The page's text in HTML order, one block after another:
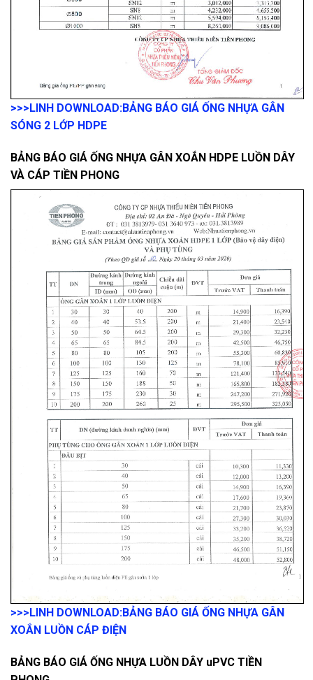
>>>LINH DOWNLOAD:BẢNG BÁO GIÁ ỐNG NHỰA GÂN
SÓNG 2 LỚP HDPE
BẢNG BÁO GIÁ ỐNG NHỰA GÂN XOẮN HDPE LUỒN DÂY
VÀ CÁP TIỀN PHONG
>>>LINH DOWNLOAD:BẢNG BÁO GIÁ ỐNG NHỰA GÂN
XOẮN LUỒN CÁP ĐIỆN
BẢNG BÁO GIÁ ỐNG NHỰA LUỒN DÂY uPVC TIỀN